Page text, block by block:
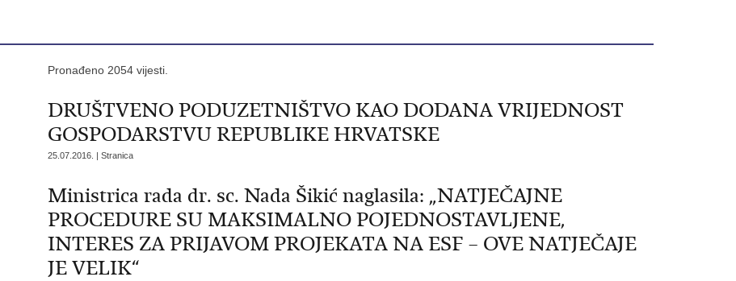
Pronađeno 2054 vijesti.
DRUŠTVENO PODUZETNIŠTVO KAO DODANA VRIJEDNOST
GOSPODARSTVU REPUBLIKE HRVATSKE
25.07.2016. | Stranica
Ministrica rada dr. sc. Nada Šikić naglasila: „NATJEČAJNE
PROCEDURE SU MAKSIMALNO POJEDNOSTAVLJENE,
INTERES ZA PRIJAVOM PROJEKATA NA ESF – OVE NATJEČAJE
JE VELIK“